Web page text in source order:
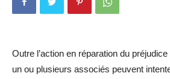
Outre l’action en réparation du
un ou plusieurs associés peuvent